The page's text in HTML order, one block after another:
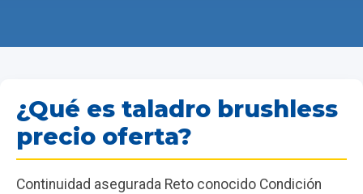
¿Qué es taladro brushless
precio oferta?
Continuidad asegurada Reto conocido Condición